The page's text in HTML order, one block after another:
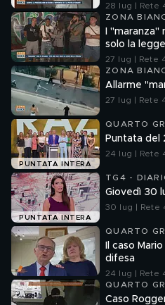
33 è la
28 lug | Rete
ZONA
I
solo la
27 lug | Rete
ZONA
Allarme
27 lug | Rete
PUNTATA INTERA
QUARTO
Puntata del
24 lug | Rete
PUNTATA INTERA
TG4 -
Giovedì 30
30 lug | Rete
QUARTO
Il caso
difesa
24 lug | Rete
QUARTO
Caso